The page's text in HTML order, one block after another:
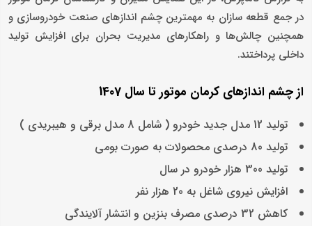
در جمع قطعه سازان به مهمترین چشم اندازهای صنعت خودروسازی و
همچنین چالش‌ها و راهکارهای مدیریت بحران برای افزایش تولید
داخلی پرداختند.
از چشم اندازهای کرمان موتور تا سال 1407
تولید 12 مدل جدید خودرو ( شامل 8 مدل برقی و هیبریدی )
تولید 80 درصدی محصولات به صورت بومی
تولید 300 هزار خودرو در سال
افزایش نیروی شاغل به 20 هزار نفر
کاهش 32 درصدی مصرف بنزین و انتشار آلایندگی